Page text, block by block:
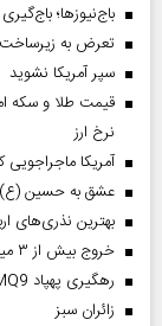
باج‌نیوزها؛
تعرض به
سپر آمریکا نشوید
نرخ ارز
آمریکا
عشق به حسین (ع)
بهترین نذری‌های
خروج بیش از ۳ میلیون زائر از تمام مرز‌های کشور
رهگیری پهپاد MQ9 بر فراز تنگه هرمز
‌زائران سبز